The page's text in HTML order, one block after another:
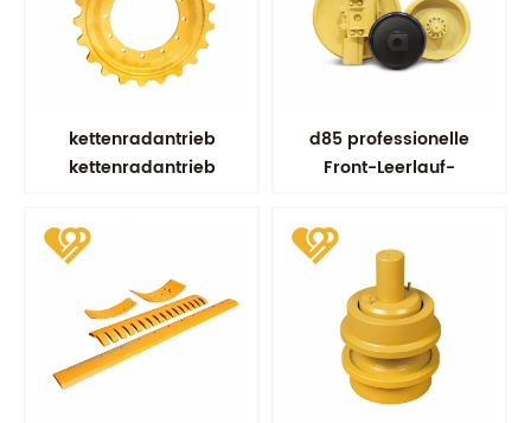
kettenradantrieb
kettenradantrieb
fahrradersatzteile
d85 professionelle
Front-Leerlauf-